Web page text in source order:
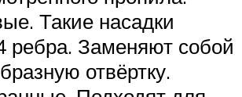
Такие насадки
ребра. Заменяют собой
отвёртку.